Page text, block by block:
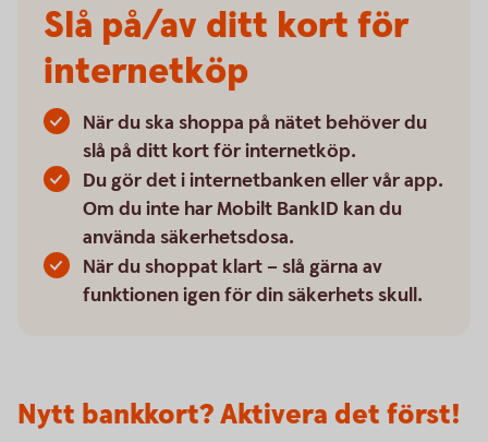
Slå på/av ditt kort för
internetköp
När du ska shoppa på nätet behöver du
slå på ditt kort för internetköp.
Du gör det i internetbanken eller vår app.
Om du inte har Mobilt BankID kan du
använda säkerhetsdosa.
När du shoppat klart – slå gärna av
funktionen igen för din säkerhets skull.
Nytt bankkort? Aktivera det först!